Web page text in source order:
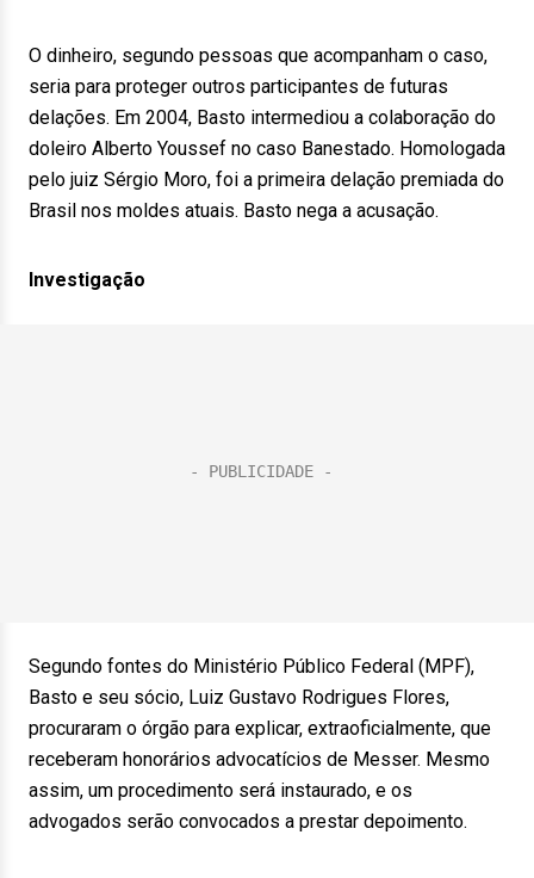
O dinheiro, segundo pessoas que acompanham o caso,
seria para proteger outros participantes de futuras
delações. Em 2004, Basto intermediou a colaboração do
doleiro Alberto Youssef no caso Banestado. Homologada
pelo juiz Sérgio Moro, foi a primeira delação premiada do
Brasil nos moldes atuais. Basto nega a acusação.
Investigação
Segundo fontes do Ministério Público Federal (MPF),
Basto e seu sócio, Luiz Gustavo Rodrigues Flores,
procuraram o órgão para explicar, extraoficialmente, que
receberam honorários advocatícios de Messer. Mesmo
assim, um procedimento será instaurado, e os
advogados serão convocados a prestar depoimento.